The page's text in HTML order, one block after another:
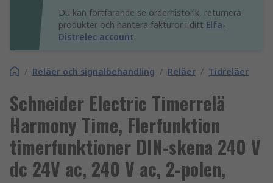
Du kan fortfarande se orderhistorik, returnera
produkter och hantera fakturor i ditt Elfa-
Distrelec account
/ Reläer och signalbehandling / Reläer / Tidreläer
Schneider Electric Timerrelä
Harmony Time, Flerfunktion
timerfunktioner DIN-skena 240 V
dc 24V ac, 240 V ac, 2-polen,